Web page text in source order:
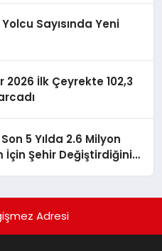
Sayısında Yeni
2026 İlk Çeyrekte 102,3
5 Yılda 2.6 Milyon
İçin Şehir Değiştirdiğini
Adresi